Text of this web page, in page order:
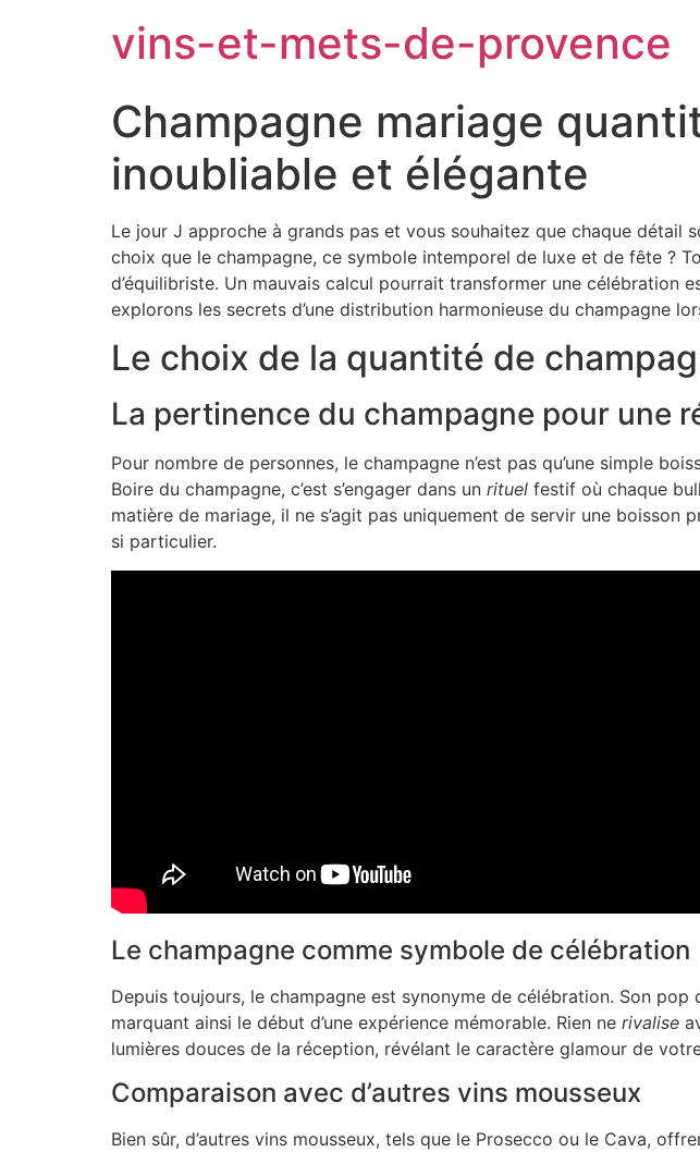
vins-et-mets-de-provence
Champagne mariage
inoubliable et élégante
Le jour J approche à grands pas et vous souhaitez que chaque
choix que le champagne, ce symbole intemporel de luxe et de fête ?
d’équilibriste. Un mauvais calcul pourrait transformer une célébration
explorons les secrets d’une distribution harmonieuse du champagne
Le choix de la quantité de
La pertinence du champagne pour une
Pour nombre de personnes, le champagne n’est pas qu’une simple
Boire du champagne, c’est s’engager dans un rituel festif où chaque
matière de mariage, il ne s’agit pas uniquement de servir une
si particulier.
Le champagne comme symbole de célébration
Depuis toujours, le champagne est synonyme de célébration. Son
marquant ainsi le début d’une expérience mémorable. Rien ne rivalise
lumières douces de la réception, révélant le caractère glamour de
Comparaison avec d’autres vins mousseux
Bien sûr, d’autres vins mousseux, tels que le Prosecco ou le Cava,